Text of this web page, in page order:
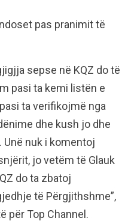
pas pranimit të
sepse në KQZ do të
pasi ta kemi listën e
ta verifikojmë nga
dhe kush jo dhe
nuk i komentoj
jo vetëm të Glauk
do ta zbatoj
të Përgjithshme”,
për Top Channel.